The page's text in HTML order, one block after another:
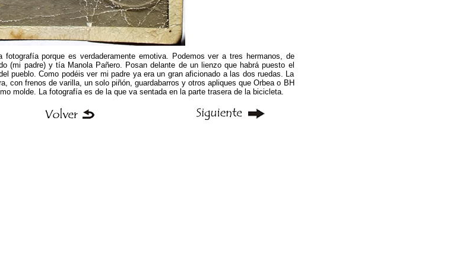
porque es verdaderamente emotiva. Podemos ver a tres hermanos, de
(mi padre) y tía Manola Pañero. Posan delante de un lienzo que habrá puesto el
pueblo. Como podéis ver mi padre ya era un gran aficionado a las dos ruedas. La
con frenos de varilla, un solo piñón, guardabarros y otros apliques que Orbea o BH
molde. La fotografía es de la que va sentada en la parte trasera de la bicicleta.